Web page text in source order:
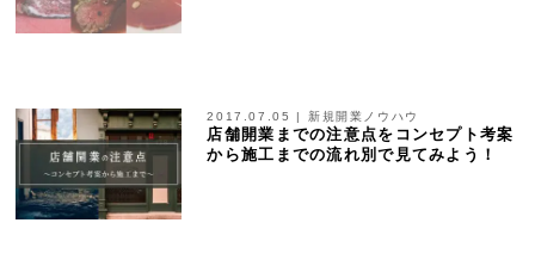
2017.07.05 | 新規開業ノウハウ
店舗開業までの注意点をコンセプト考案
から施工までの流れ別で見てみよう！